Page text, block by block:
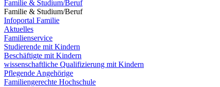
Familie & Studium/Beruf
Familie & Studium/Beruf
Infoportal Familie
Aktuelles
Familienservice
Studierende mit Kindern
Beschäftigte mit Kindern
wissenschaftliche Qualifizierung mit Kindern
Pflegende Angehörige
Familiengerechte Hochschule